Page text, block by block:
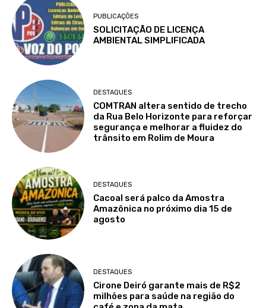
PUBLICAÇÕES
SOLICITAÇÃO DE LICENÇA
AMBIENTAL SIMPLIFICADA
DESTAQUES
COMTRAN altera sentido de trecho
da Rua Belo Horizonte para reforçar
segurança e melhorar a fluidez do
trânsito em Rolim de Moura
DESTAQUES
Cacoal será palco da Amostra
Amazônica no próximo dia 15 de
agosto
DESTAQUES
Cirone Deiró garante mais de R$2
milhões para saúde na região do